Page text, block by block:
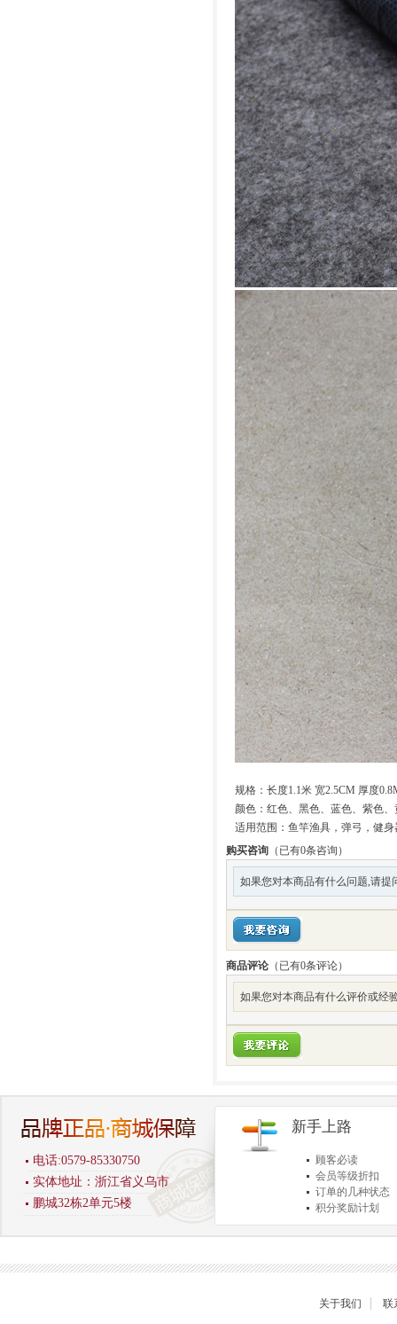
规格：长度1.1米 宽2.5CM 厚度
颜色：红色、黑色、蓝色、紫色、
适用范围：鱼竿渔具，弹弓，健
购买咨询 （已有0条咨询）
如果您对本商品有什么问题,请提
商品评论 （已有0条评论）
如果您对本商品有什么评价或经
电话:0579-85330750
实体地址：浙江省义乌市
鹏城32栋2单元5楼
新手上路
顾客必读
会员等级折扣
订单的几种状态
积分奖励计划
商品退货保障
关于我们 联